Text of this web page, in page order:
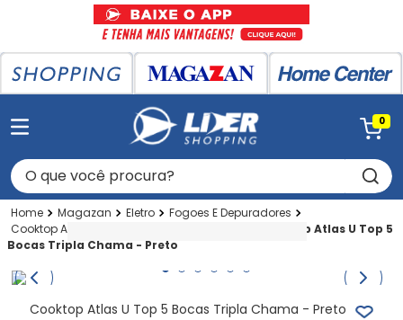
0
O que você procura?
Magazan Eletro
Fogoes E Depuradores
Cooktop A Gas Mesa
Cooktop Atlas U Top 5
Bocas Tripla Chama - Preto
Cooktop Atlas U Top 5 Bocas Tripla Chama - Preto